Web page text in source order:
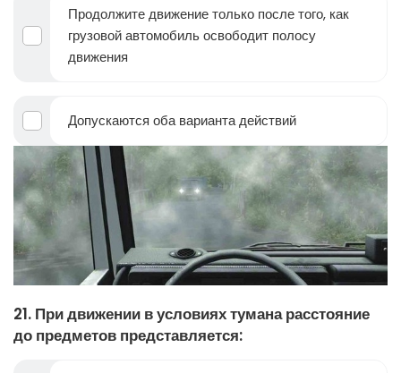
Продолжите движение только после того, как
грузовой автомобиль освободит полосу
движения
Допускаются оба варианта действий
21. При движении в условиях тумана расстояние
до предметов представляется: